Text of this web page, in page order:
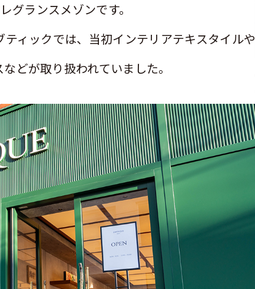
グランスメゾンです。
ティックでは、当初インテリアテキスタイルや
どが取り扱われていました。